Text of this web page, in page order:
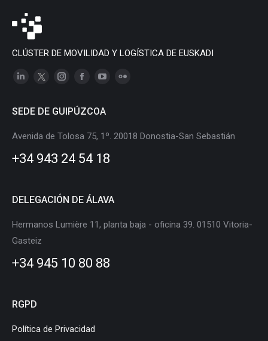
CLÚSTER DE MOVILIDAD Y LOGÍSTICA DE EUSKADI
Linkedin
opens
window
X
opens
window
Instagram
opens
in
window
opens
in
window
opens
in
window
in
SEDE DE GUIPÚZCOA
Avenida de Tolosa 75, 1º. 20018 Donostia-San Sebastián
+34 943 24 54 18
DELEGACIÓN DE ÁLAVA
Hermanos Lumière 11, planta baja - oficina 39. 01510 Vitoria-
Gasteiz
+34 945 10 80 88
RGPD
Política de Privacidad